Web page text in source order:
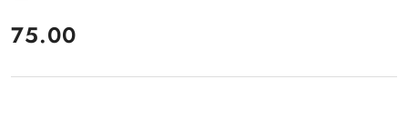
cena:
75.00